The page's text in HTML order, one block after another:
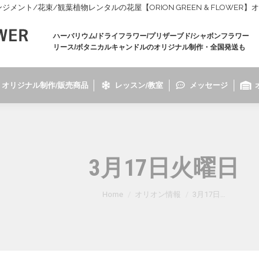
メント/花束/観葉植物レンタルの花屋【ORION GREEN & FLOWER】
ハーバリウム/ドライフラワー/プリザーブド/シャボンフラワー
リース/ボタニカルキャンドルのオリジナル制作・全国発送も
オリジナル制作/販売商品 レッスン/教室 メッセージ
3月17日火曜日
You are here:
Home オリオン情報 3月17日…